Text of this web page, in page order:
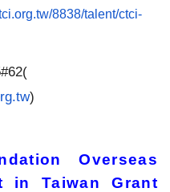
8838/talent/ctci-
)
Overseas
in Taiwan Grant